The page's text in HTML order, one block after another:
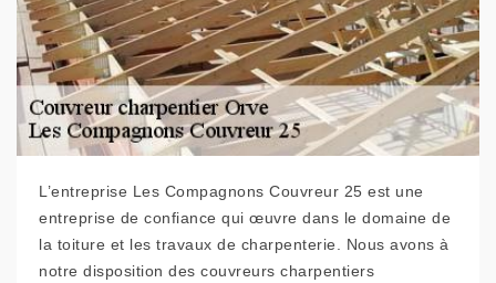
L’entreprise Les Compagnons Couvreur 25 est une
entreprise de confiance qui œuvre dans le domaine de
la toiture et les travaux de charpenterie. Nous avons à
notre disposition des couvreurs charpentiers